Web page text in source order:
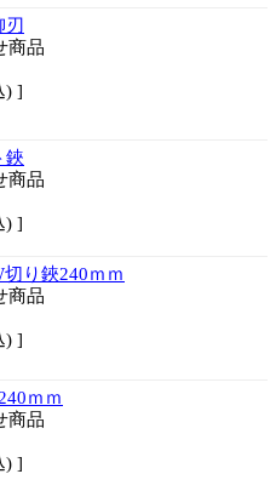
商品
) ]
鋏
商品
) ]
り鋏240ｍｍ
商品
) ]
ｍｍ
商品
) ]